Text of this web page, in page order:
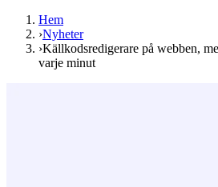
Hem
›Nyheter
›Källkodsredigerare på webben,
varje minut